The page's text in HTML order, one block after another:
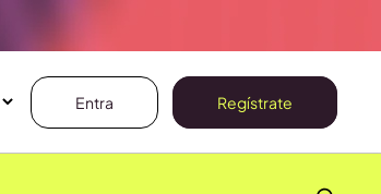
Entra Regístrate